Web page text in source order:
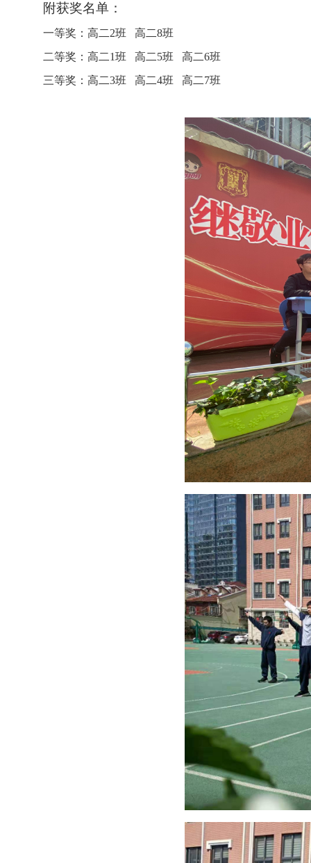
附获奖名单：
一等奖：高二2班 高二8班
二等奖：高二1班 高二5班 高二6班
三等奖：高二3班 高二4班 高二7班